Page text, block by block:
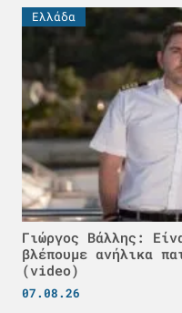
Ελλάδα
Γιώργος Βάλλης:
βλέπουμε ανήλικα
(video)
07.08.26